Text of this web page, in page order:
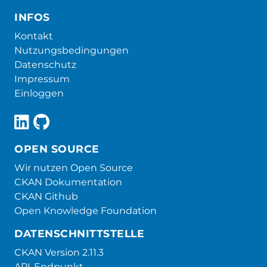
INFOS
Kontakt
Nutzungsbedingungen
Datenschutz
Impressum
Einloggen
OPEN SOURCE
Wir nutzen Open Source
CKAN Dokumentation
CKAN Github
Open Knowledge Foundation
DATENSCHNITTSTELLE
CKAN Version 2.11.3